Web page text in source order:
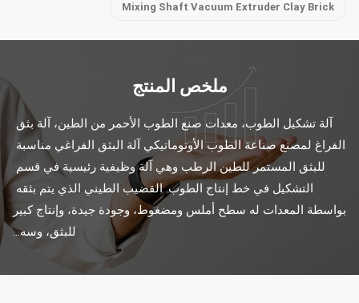
Mixing Shaft Vacuum Extruder Clay Brick
ملخص المنتج
للبثق، وسه...